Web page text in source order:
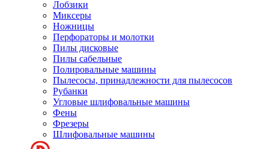
Лобзики
Миксеры
Ножницы
Перфораторы и молотки
Пилы дисковые
Пилы сабельные
Полировальные машины
Пылесосы, принадлежности для пылесосов
Рубанки
Угловые шлифовальные машины
Фены
Фрезеры
Шлифовальные машины